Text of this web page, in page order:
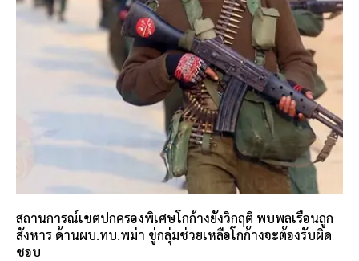
สถานการณ์เขตปกครองพิเศษโกก้างยังวิกฤติ พบพลเรือนถูก
สังหาร ด้านผบ.ทบ.พม่า ขู่กลุ่มช่วยเหลือโกก้างจะต้องรับผิด
ชอบ